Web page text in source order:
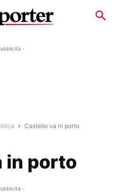
-
Castello va in porto
in porto
-